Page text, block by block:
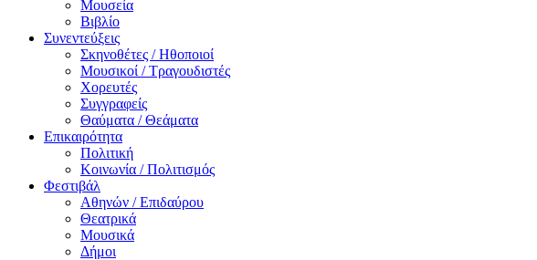
Μουσεία
Βιβλίο
Συνεντεύξεις
Σκηνοθέτες / Ηθοποιοί
Μουσικοί / Τραγουδιστές
Χορευτές
Συγγραφείς
Θαύματα / Θεάματα
Επικαιρότητα
Πολιτική
Κοινωνία / Πολιτισμός
Φεστιβάλ
Αθηνών / Επιδαύρου
Θεατρικά
Μουσικά
Δήμοι